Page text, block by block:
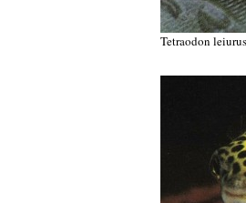
Tetraodon leiurus